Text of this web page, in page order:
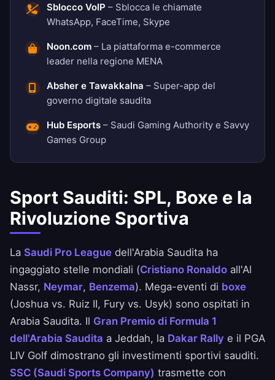
Sblocco VoIP – Sblocca le chiamate
WhatsApp, FaceTime, Skype
Noon.com – La piattaforma e-commerce
leader nella regione MENA
Absher e Tawakkalna – Super-app del
governo digitale saudita
Hub Esports – Saudi Gaming Authority e Savvy
Games Group
Sport Sauditi: SPL, Boxe e la
Rivoluzione Sportiva
La Saudi Pro League dell'Arabia Saudita ha
ingaggiato stelle mondiali (Cristiano Ronaldo all'Al
Nassr, Neymar, Benzema). Mega-eventi di boxe
(Joshua vs. Ruiz II, Fury vs. Usyk) sono ospitati in
Arabia Saudita. Il Gran Premio di Formula 1
dell'Arabia Saudita a Jeddah, la Dakar Rally e il PGA
LIV Golf dimostrano gli investimenti sportivi sauditi.
SSC (Saudi Sports Company) trasmette con